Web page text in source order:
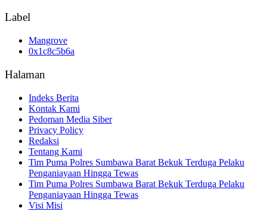
Label
Mangrove
0x1c8c5b6a
Halaman
Indeks Berita
Kontak Kami
Pedoman Media Siber
Privacy Policy
Redaksi
Tentang Kami
Tim Puma Polres Sumbawa Barat Bekuk Terduga Pelaku
Penganiayaan Hingga Tewas
Tim Puma Polres Sumbawa Barat Bekuk Terduga Pelaku
Penganiayaan Hingga Tewas
Visi Misi